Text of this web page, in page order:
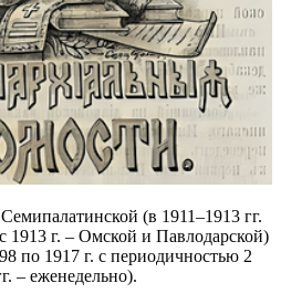
(в 1911–1913 гг.
г. – Омской и Павлодарской)
по 1917 г. с периодичностью 2
– еженедельно).